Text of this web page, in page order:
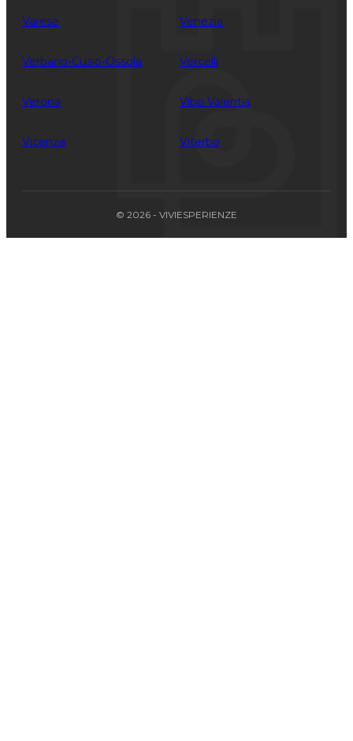
Varese Venezia
Verbano-Cusio-Ossola Vercelli
Verona Vibo Valentia
Vicenza Viterbo
© 2026 - VIVIESPERIENZE